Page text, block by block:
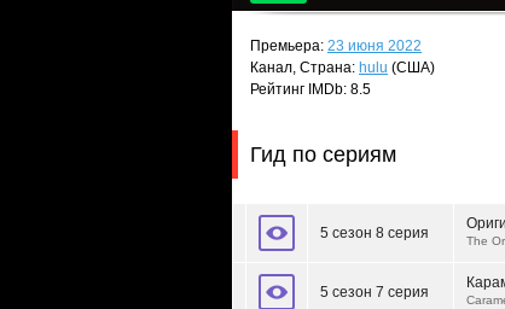
Премьера: 23 июня 2022
Канал, Страна: hulu (США)
Рейтинг IMDb: 8.5
Гид по сериям
5 сезон 8 серия The
5 сезон 7 серия